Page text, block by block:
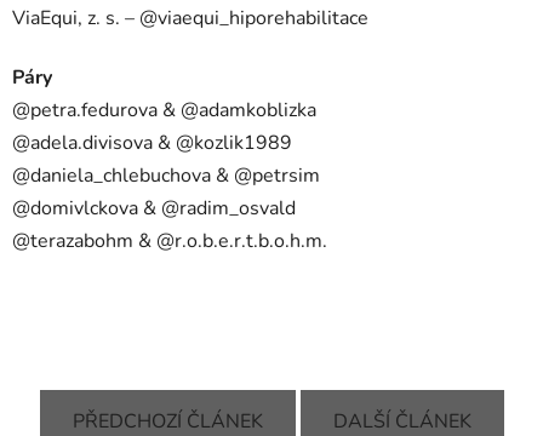
ViaEqui, z. s. – @viaequi_hiporehabilitace
Páry
@petra.fedurova & @adamkoblizka
@adela.divisova & @kozlik1989
@daniela_chlebuchova & @petrsim
@domivlckova & @radim_osvald
@terazabohm & @r.o.b.e.r.t.b.o.h.m.
PŘEDCHOZÍ ČLÁNEK DALŠÍ ČLÁNEK